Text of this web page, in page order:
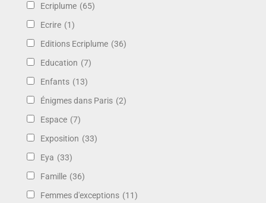
Ecriplume (65)
Ecrire (1)
Editions Ecriplume (36)
Education (7)
Enfants (13)
Énigmes dans Paris (2)
Espace (7)
Exposition (33)
Eya (33)
Famille (36)
Femmes d'exceptions (11)